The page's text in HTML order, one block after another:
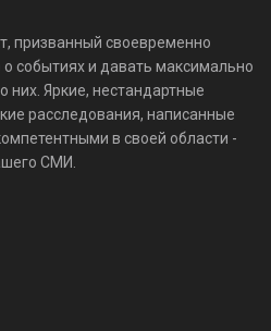
призванный своевременно
событиях и давать максимально
Яркие, нестандартные
расследования, написанные
в своей области -
СМИ.